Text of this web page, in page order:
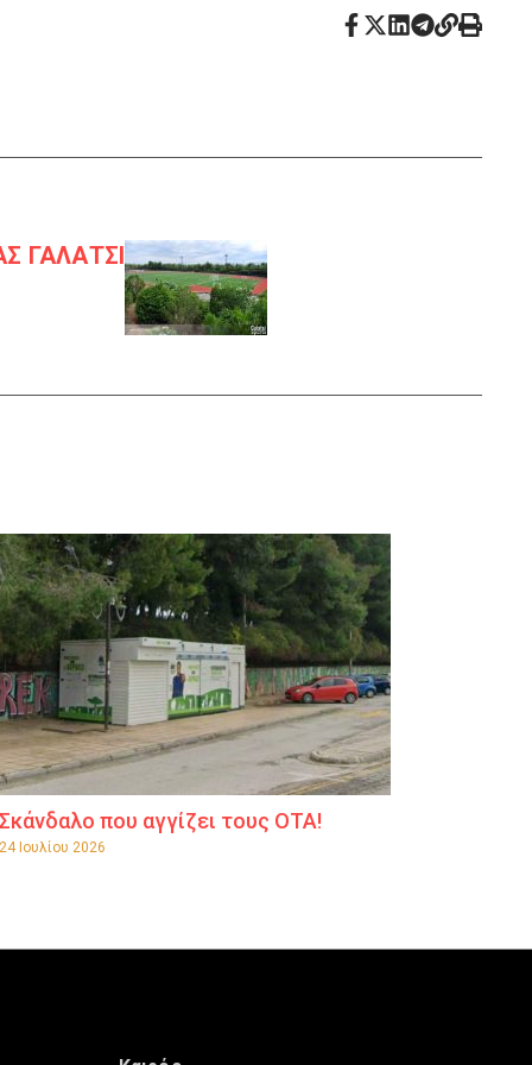
ΓΑΛΑΤΣΙ
Σκάνδαλο που αγγίζει τους ΟΤΑ!
24 Ιουλίου 2026